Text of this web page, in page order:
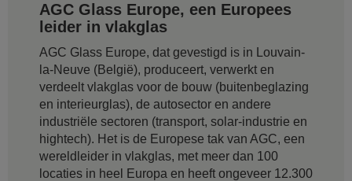
AGC Glass Europe, een Europees
leider in vlakglas
AGC Glass Europe, dat gevestigd is in Louvain-
la-Neuve (België), produceert, verwerkt en
verdeelt vlakglas voor de bouw (buitenbeglazing
en interieurglas), de autosector en andere
industriële sectoren (transport, solar-industrie en
hightech). Het is de Europese tak van AGC, een
wereldleider in vlakglas, met meer dan 100
locaties in heel Europa en heeft ongeveer 12.300